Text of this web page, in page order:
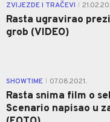
ZVIJEZDE I TRAČEVI
Rasta ugravirao
grob (VIDEO)
SHOWTIME 07.08.2021.
Rasta snima film o
Scenario napisao u